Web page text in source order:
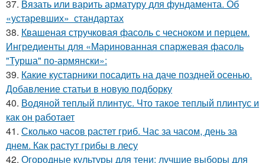
37. Вязать или варить арматуру для фундамента. Об
«устаревших» стандартах
38. Квашеная стручковая фасоль с чесноком и перцем.
Ингредиенты для «Маринованная спаржевая фасоль
"Турша" по-армянски»:
39. Какие кустарники посадить на даче поздней осенью.
Добавление статьи в новую подборку
40. Водяной теплый плинтус. Что такое теплый плинтус и
как он работает
41. Сколько часов растет гриб. Час за часом, день за
днем. Как растут грибы в лесу
42. Огородные культуры для тени: лучшие выборы для